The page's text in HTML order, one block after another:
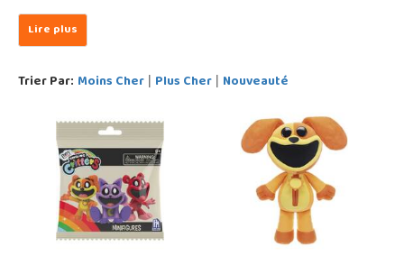
Trier Par: Moins Cher | Plus Cher | Nouveauté